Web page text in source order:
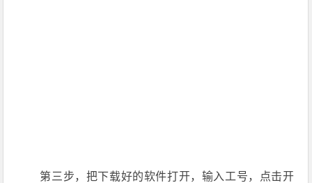
第三步，把下载好的软件打开，输入工号，点击开